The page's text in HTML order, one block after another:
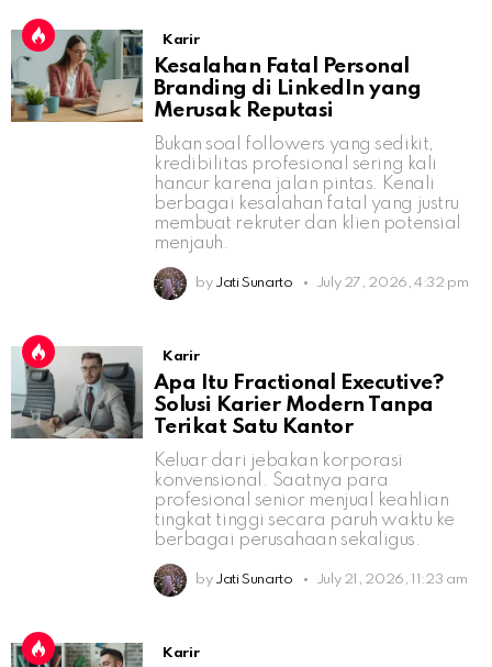
Karir
Kesalahan Fatal Personal
Branding di LinkedIn yang
Merusak Reputasi
Bukan soal followers yang sedikit,
kredibilitas profesional sering kali
hancur karena jalan pintas. Kenali
berbagai kesalahan fatal yang justru
membuat rekruter dan klien potensial
menjauh.
by Jati Sunarto July 27, 2026, 4:32 pm
Karir
Apa Itu Fractional Executive?
Solusi Karier Modern Tanpa
Terikat Satu Kantor
Keluar dari jebakan korporasi
konvensional. Saatnya para
profesional senior menjual keahlian
tingkat tinggi secara paruh waktu ke
berbagai perusahaan sekaligus.
by Jati Sunarto July 21, 2026, 11:23 am
Karir